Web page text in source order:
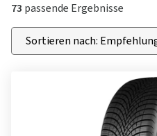
73 passende Ergebnisse